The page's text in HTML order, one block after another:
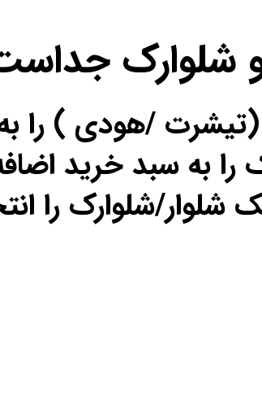
شلوارک
/هودی ) را
را به سبد خرید
شلوار/شلوارک را